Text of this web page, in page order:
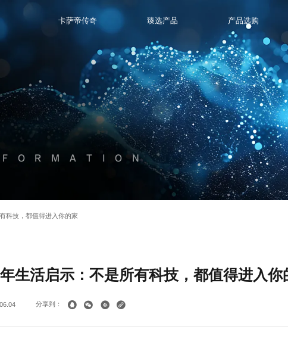
卡萨帝传奇 臻选产品 产品选购
科技，都值得进入你的家
生活启示：不是所有科技，都值得进入你
分享到：